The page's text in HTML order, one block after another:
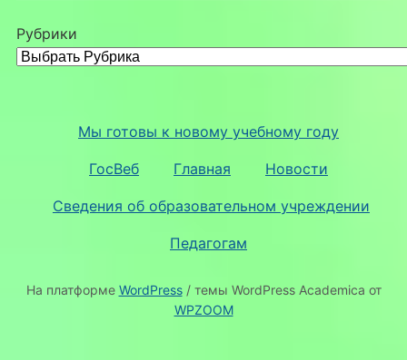
Рубрики
Мы готовы к новому учебному году
ГосВеб Главная Новости
Сведения об образовательном учреждении
Педагогам
На платформе WordPress/ темы WordPress Academica от
WPZOOM